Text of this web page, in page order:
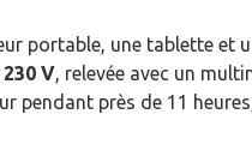
portable, une tablette et
230 V, relevée avec un
pendant près de 11